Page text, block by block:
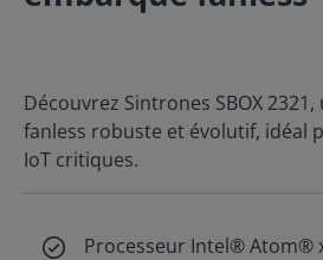
Découvrez Sintrones SBOX
fanless robuste et évolutif, idéal
IoT critiques.
Processeur Intel® Atom®